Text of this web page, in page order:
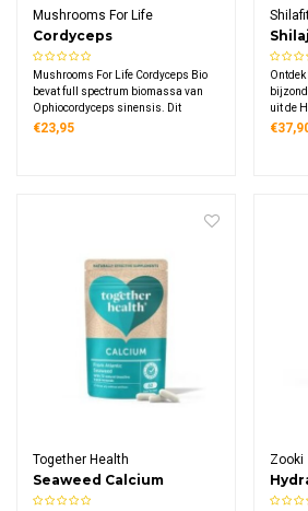
Mushrooms For Life
Cordyceps
Paddenstoelen
Capsules Bio
Mushrooms For Life Cordyceps Bio
bevat full spectrum biomassa van
Ophiocordyceps sinensis. Dit
biologische supplement levert 1000
€23,95
uit de
bevat
Together Health
Seaweed Calcium
Zooki